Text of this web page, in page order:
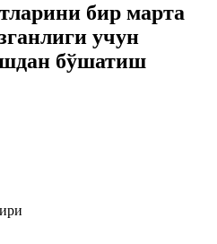
бир марта
учун
бўшатиш